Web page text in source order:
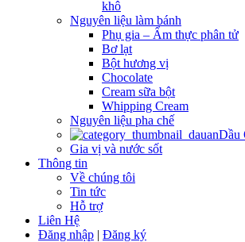
khô
Nguyên liệu làm bánh
Phụ gia – Ẩm thực phân tử
Bơ lạt
Bột hương vị
Chocolate
Cream sữa bột
Whipping Cream
Nguyên liệu pha chế
Dầu
Gia vị và nước sốt
Thông tin
Về chúng tôi
Tin tức
Hỗ trợ
Liên Hệ
Đăng nhập | Đăng ký